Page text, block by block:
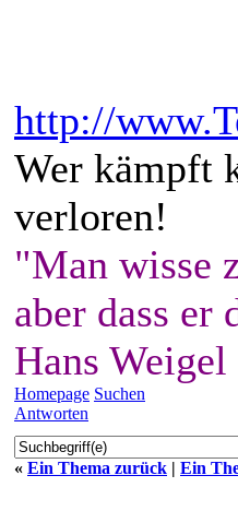
http://
Wer kämpft
verloren!
"Man wisse
aber dass er
Hans Weigel
Homepage Suchen
Antworten
« Ein Thema zurück | Ein